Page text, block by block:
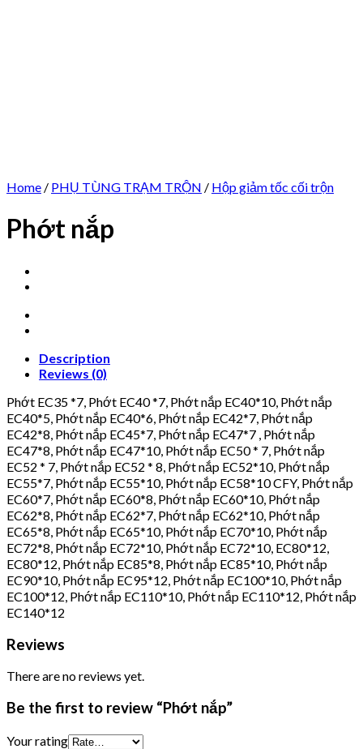
Home / PHỤ TÙNG TRẠM TRỘN / Hộp giảm tốc cối trộn
Phớt nắp
Description
Reviews (0)
Phớt EC35 *7, Phớt EC40 *7, Phớt nắp EC40*10, Phớt nắp
EC40*5, Phớt nắp EC40*6, Phớt nắp EC42*7, Phớt nắp
EC42*8, Phớt nắp EC45*7, Phớt nắp EC47*7 , Phớt nắp
EC47*8, Phớt nắp EC47*10, Phớt nắp EC50 * 7, Phớt nắp
EC52 * 7, Phớt nắp EC52 * 8, Phớt nắp EC52*10, Phớt nắp
EC55*7, Phớt nắp EC55*10, Phớt nắp EC58*10 CFY, Phớt nắp
EC60*7, Phớt nắp EC60*8, Phớt nắp EC60*10, Phớt nắp
EC62*8, Phớt nắp EC62*7, Phớt nắp EC62*10, Phớt nắp
EC65*8, Phớt nắp EC65*10, Phớt nắp EC70*10, Phớt nắp
EC72*8, Phớt nắp EC72*10, Phớt nắp EC72*10, EC80*12,
EC80*12, Phớt nắp EC85*8, Phớt nắp EC85*10, Phớt nắp
EC90*10, Phớt nắp EC95*12, Phớt nắp EC100*10, Phớt nắp
EC100*12, Phớt nắp EC110*10, Phớt nắp EC110*12, Phớt nắp
EC140*12
Reviews
There are no reviews yet.
Be the first to review “Phớt nắp”
Your rating